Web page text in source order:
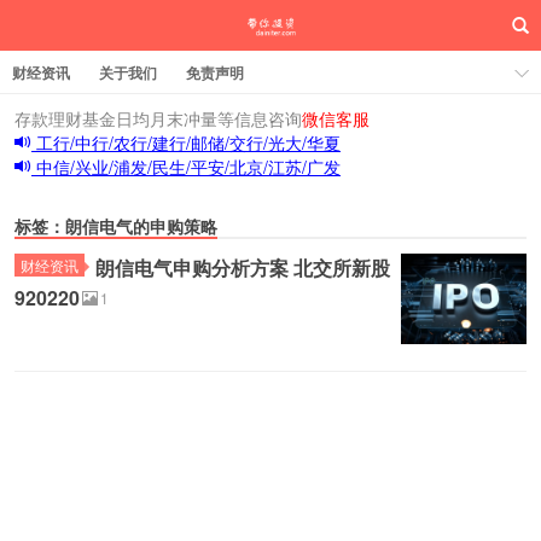
财经资讯 关于我们 免责声明
存款理财基金日均月末冲量等信息咨询微信客服
工行/中行/农行/建行/邮储/交行/光大/华夏
中信/兴业/浦发/民生/平安/北京/江苏/广发
标签：朗信电气的申购策略
财经资讯
朗信电气申购分析方案 北交所新股
920220
1